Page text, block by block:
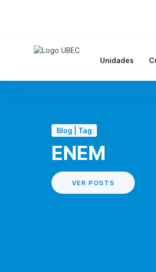
Unidades
Blog | Tag
ENEM
VER POSTS